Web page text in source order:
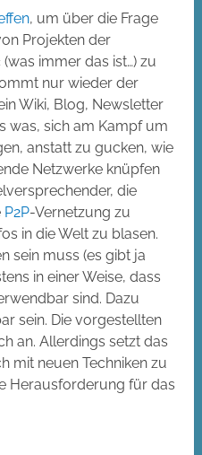
, um über die Frage
Projekten der
immer das ist…) zu
nur wieder der
Wiki, Blog, Newsletter
was, sich am Kampf um
anstatt zu gucken, wie
Netzwerke knüpfen
die
P2P-Vernetzung zu
in die Welt zu blasen.
sein muss (es gibt ja
in einer Weise, dass
sind. Dazu
sein. Die vorgestellten
an. Allerdings setzt das
mit neuen Techniken zu
Herausforderung für das